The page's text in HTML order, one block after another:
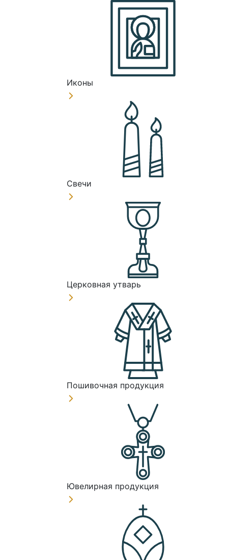
Иконы
Свечи
Церковная утварь
Пошивочная продукция
Ювелирная продукция